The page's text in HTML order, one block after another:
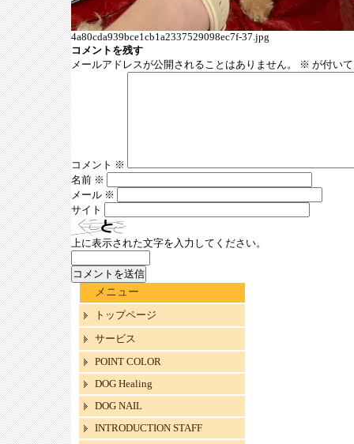
4a80cda939bce1cb1a2337529098ec7f-37.jpg
コメントを残す
メールアドレスが公開されることはありません。
※ が付い
コメント ※
名前 ※
メール ※
サイト
上に表示された文字を入力してください。
メニュー
トップページ
サービス
POINT COLOR
DOG Healing
DOG NAIL
INTRODUCTION STAFF